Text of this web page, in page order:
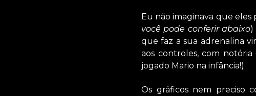
Eu não imaginava que eles
você pode conferir abaixo)
que faz a sua adrenalina
aos controles, com
jogado Mario na infância!).
Os gráficos nem preciso